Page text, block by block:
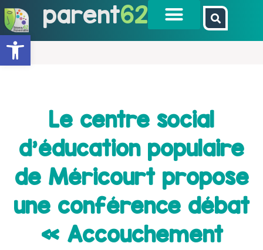
Ouvrir la barre d’outils
parent62
Le centre social
d’éducation populaire
de Méricourt propose
une conférence débat
« Accouchement